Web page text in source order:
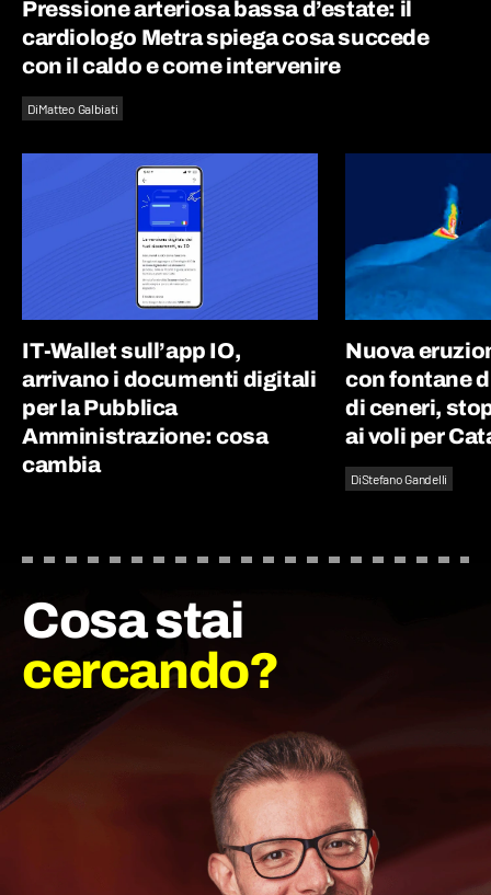
Pressione arteriosa bassa d’estate: il
cardiologo Metra spiega cosa succede
con il caldo e come intervenire
DiMatteo Galbiati
IT-Wallet sull’app IO,
arrivano i documenti digitali
per la Pubblica
Amministrazione: cosa
cambia
Nuova
con fontane
di ceneri,
ai voli per
DiStefano Gandelli
Cosa stai
cercando?